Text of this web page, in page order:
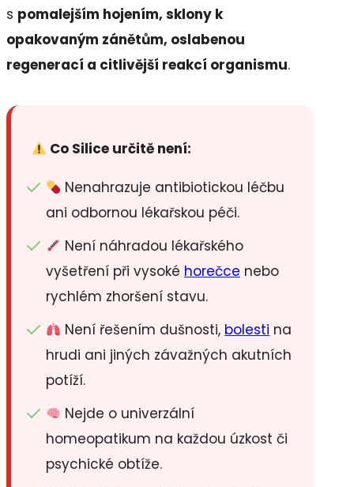
s pomalejším hojením, sklony k
opakovaným zánětům, oslabenou
regenerací a citlivější reakcí organismu.
Co Silice určitě není:
Nenahrazuje antibiotickou léčbu
ani odbornou lékařskou péči.
Není náhradou lékařského
vyšetření při vysoké horečce nebo
rychlém zhoršení stavu.
Není řešením dušnosti, bolesti na
hrudi ani jiných závažných akutních
potíží.
Nejde o univerzální
homeopatikum na každou úzkost či
psychické obtíže.